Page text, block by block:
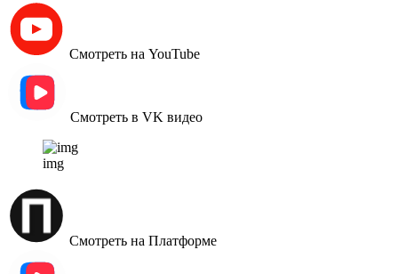
Смотреть на YouTube
Смотреть в VK видео
img
Смотреть на Платформе